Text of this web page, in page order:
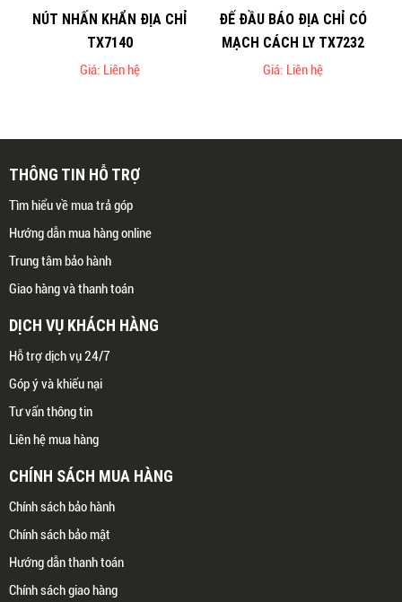
NÚT NHẤN KHẨN ĐỊA CHỈ
TX7140
Giá: Liên hệ
ĐẾ ĐẦU BÁO ĐỊA CHỈ CÓ
MẠCH CÁCH LY TX7232
Giá: Liên hệ
THÔNG TIN HỖ TRỢ
Tìm hiểu về mua trả góp
Hướng dẫn mua hàng online
Trung tâm bảo hành
Giao hàng và thanh toán
DỊCH VỤ KHÁCH HÀNG
Hỗ trợ dịch vụ 24/7
Góp ý và khiếu nại
Tư vấn thông tin
Liên hệ mua hàng
CHÍNH SÁCH MUA HÀNG
Chính sách bảo hành
Chính sách bảo mật
Hướng dẫn thanh toán
Chính sách giao hàng